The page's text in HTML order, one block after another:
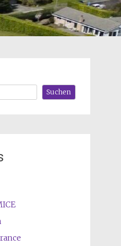
Suchen